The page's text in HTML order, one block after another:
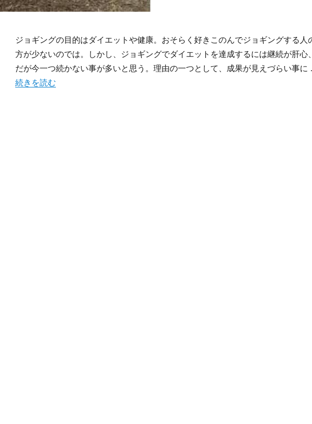
ジョギングの目的はダイエットや健康。おそらく好きこのんでジョギングする人
方が少ないのでは。しかし、ジョギングでダイエットを達成するには継続が肝心、
だが今一つ続かない事が多いと思う。理由の一つとして、成果が見えづらい事に
“記録がジョギングを楽しくする” の
続きを読む